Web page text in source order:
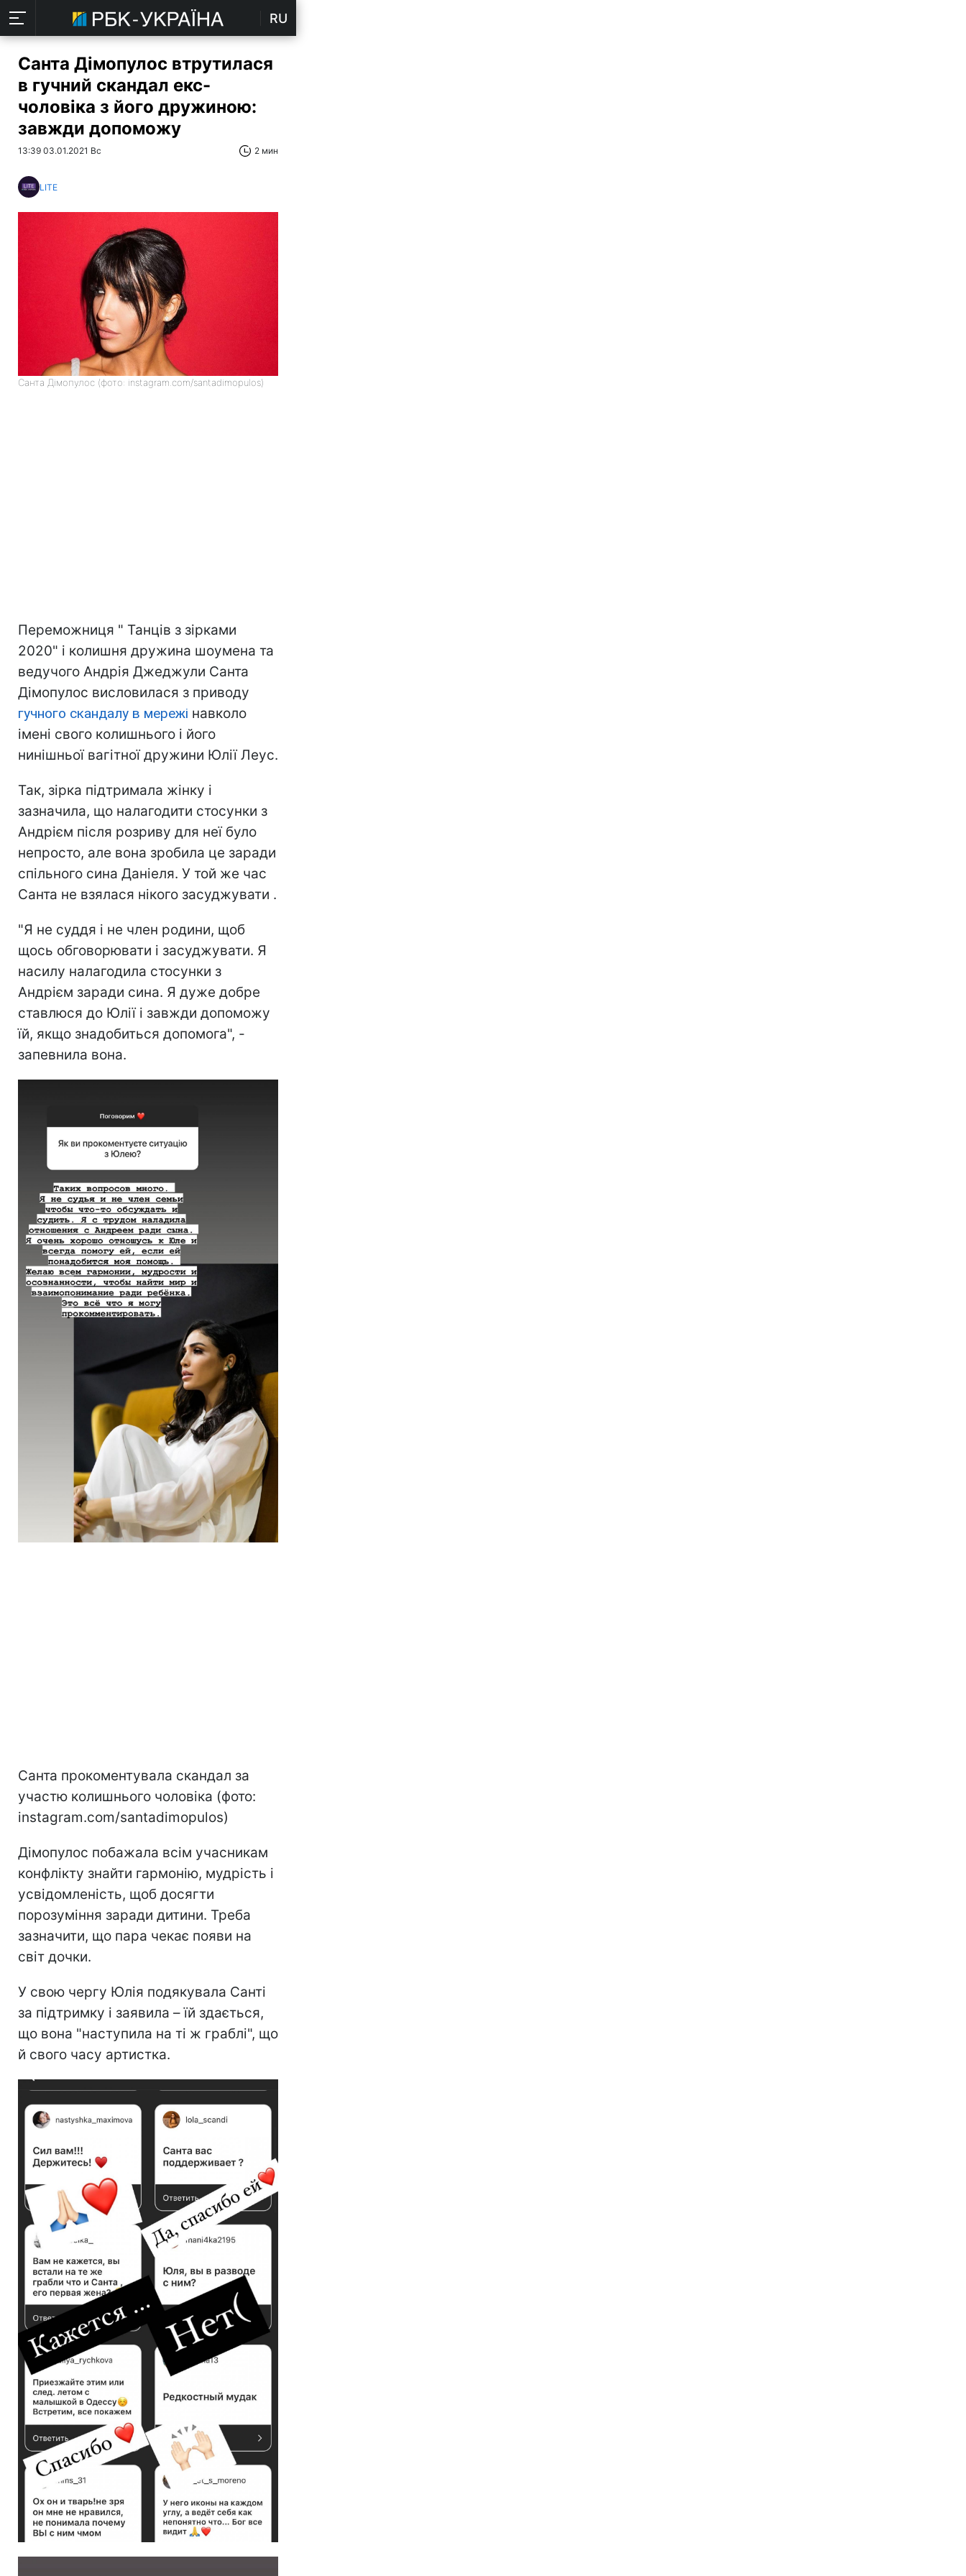
RU
Санта Дімопулос втрутилася
в гучний скандал екс-
чоловіка з його дружиною:
завжди допоможу
13:39 03.01.2021 Вс 2 мин
LITE
Санта Дімопулос (фото: instagram.com/santadimopulos)
Переможниця " Танців з зірками
2020" і колишня дружина шоумена та
ведучого Андрія Джеджули Санта
Дімопулос висловилася з приводу
гучного скандалу в мережі навколо
імені свого колишнього і його
нинішньої вагітної дружини Юлії Леус.
Так, зірка підтримала жінку і
зазначила, що налагодити стосунки з
Андрієм після розриву для неї було
непросто, але вона зробила це заради
спільного сина Даніеля. У той же час
Санта не взялася нікого засуджувати .
"Я не суддя і не член родини, щоб
щось обговорювати і засуджувати. Я
насилу налагодила стосунки з
Андрієм заради сина. Я дуже добре
ставлюся до Юлії і завжди допоможу
їй, якщо знадобиться допомога", -
запевнила вона.
Санта прокоментувала скандал за
участю колишнього чоловіка (фото:
instagram.com/santadimopulos)
Дімопулос побажала всім учасникам
конфлікту знайти гармонію, мудрість і
усвідомленість, щоб досягти
порозуміння заради дитини. Треба
зазначити, що пара чекає появи на
світ дочки.
У свою чергу Юлія подякувала Санті
за підтримку і заявила – їй здається,
що вона "наступила на ті ж граблі", що
й свого часу артистка.